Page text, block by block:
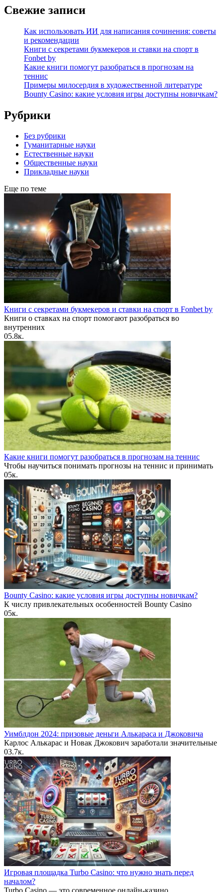
Свежие записи
Как использовать ИИ для написания сочинения: советы
и рекомендации
Книги с секретами букмекеров и ставки на спорт в
Fonbet by
Какие книги помогут разобраться в прогнозам на
теннис
Примеры милосердия в художественной литературе
Bounty Casino: какие условия игры доступны новичкам?
Рубрики
Без рубрики
Гуманитарные науки
Естественные науки
Общественные науки
Прикладные науки
Еще по теме
Книги с секретами букмекеров и ставки на спорт в Fonbet by
Книги о ставках на спорт помогают разобраться во
внутренних
05.8к.
Какие книги помогут разобраться в прогнозам на теннис
Чтобы научиться понимать прогнозы на теннис и принимать
05к.
Bounty Casino: какие условия игры доступны новичкам?
К числу привлекательных особенностей Bounty Casino
05к.
Уимблдон 2024: призовые деньги Алькараса и Джоковича
Карлос Алькарас и Новак Джокович заработали значительные
03.7к.
Игровая площадка Turbo Casino: что нужно знать перед
началом?